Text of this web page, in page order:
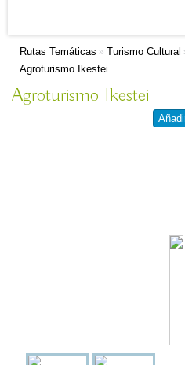
Rutas Temáticas » Turismo Cultural
Agroturismo Ikestei
Agroturismo Ikestei